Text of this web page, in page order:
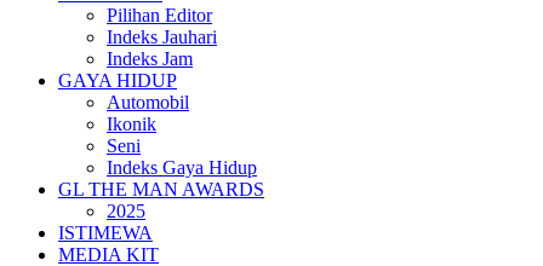
Pilihan Editor
Indeks Jauhari
Indeks Jam
GAYA HIDUP
Automobil
Ikonik
Seni
Indeks Gaya Hidup
GL THE MAN AWARDS
2025
ISTIMEWA
MEDIA KIT